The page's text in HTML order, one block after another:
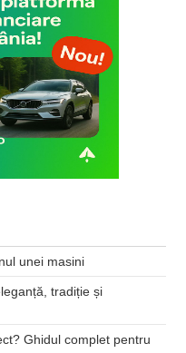
unei masini
tradiție și
Ghidul complet pentru